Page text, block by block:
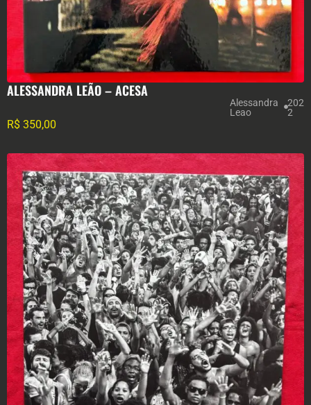
ALESSANDRA LEÃO – ACESA
Alessandra
Leao
202
2
R$ 350,00